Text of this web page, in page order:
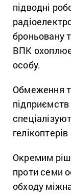
підводні
броньовану
ВПК
особу.
Обмеження
підприємств
Окремим
проти семи
обходу